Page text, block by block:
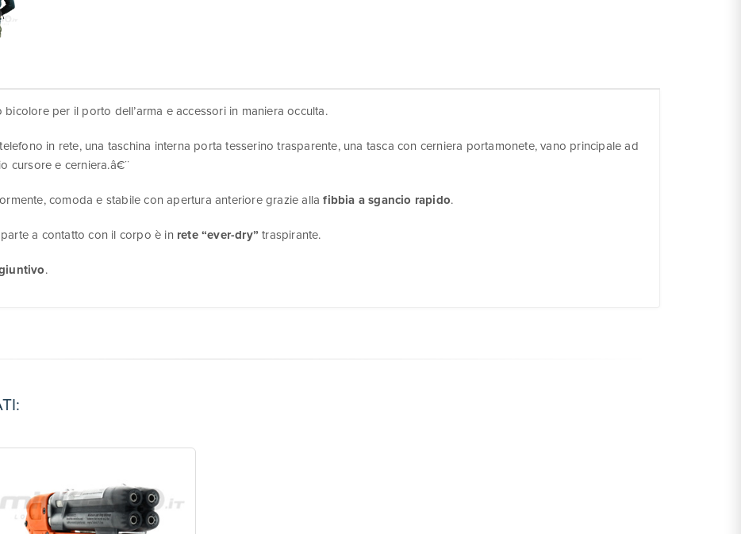
per il porto dell’arma e accessori in maniera occulta.
in rete, una taschina interna porta tesserino trasparente, una tasca con cerniera portamonete, vano principale ad
cursore e cerniera.â€¨
comoda e stabile con apertura anteriore grazie allafibbia a sgancio rapido.
a contatto con il corpo è in rete “ever-dry” traspirante.
.